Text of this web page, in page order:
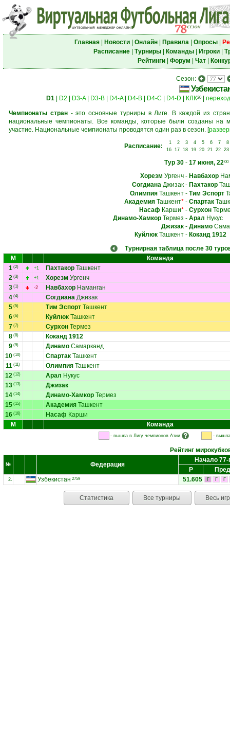
Главная| Новости| Онлайн| Правила| Опросы|
Расписание| Турниры| Команды| Игроки|
Рейтинги| Форум Чат|
Сезон:
D1| D2 D3-A| D3-B| D4-A| D4-B| D4-C D4-D КЛК20|
Чемпионаты стран- это основные турниры в Лиге. В каждой из
национальные чемпионаты. Все команды, которые были созданы на
участие. Национальные чемпионаты проводятся один раз в сезон. [
Расписание: 1 2 3 4 5 6 7
8
16
17 18 19 20 21 22 23
Тур 30- 17 июня, 2200
Хорезм Ургенч- Навбахор
СогдианаДжизак- Пахтакор
ОлимпияТашкент- Тим Эспорт
АкадемияТашкент*- Спартак
Насаф Карши*- Сурхон
Динамо-ХамкорТермез - Арал Нукус
Джизак- Динамо
КуйлюкТашкент- Коканд 1912
Турнирная таблица после 30
М
Команда
1 (2) +1 Пахтакор Ташкент
2 (3) +1 Хорезм Ургенч
3 (1) -2 Навбахор Наманган
4 (4) Согдиана Джизак
5 (5) Тим Эспорт Ташкент
6 (6) Куйлюк Ташкент
7 (7) Сурхон Термез
8 (8)
Коканд 1912
9 (9) Динамо Самарканд
10 (10) Спартак Ташкент
11 (11) Олимпия Ташкент
12 (12) Арал Нукус
13 (13)
Джизак
14 (14) Динамо-Хамкор Термез
15 (15) Академия Ташкент
16 (16) Насаф Карши
М
Команда
- вышла в Лигу чемпионов Азии - вышла
Рейтинг
№ Федерация
Начало 77-
Р
2. Узбекистан 2759 51.605 Г Г Г
Статистика Все турниры Весь